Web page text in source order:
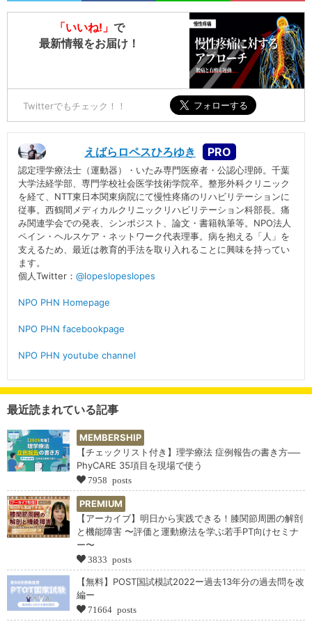
「いいね!」 で
最新情報をお届け！
Twitterでもチェック！！
えばらロペスひろゆき
認定理学療法士（運動器）・いたみ専門医療者・公認心理師。千葉
大学法経学部、専門学校社会医学技術学院卒。整形外科クリニック
を経て、NTT東日本関東病院にて慢性疼痛のリハビリテーションに
従事。西鶴間メディカルクリニックリハビリテーション科部長。痛
み関連学会での発表、シンポジスト、論文・書籍執筆等。NPO法人
ペイン・ヘルスケア・ネットワーク代表理事。病を抱える「人」を
支えるため、最近は教育的手法を取り入れることに興味を持ってい
ます。
個人Twitter： @lopeslopeslopes
NPO PHN Homepage
NPO PHN facebookpage
NPO PHN youtube channel
最近読まれている記事
MEMBERSHIP
【チェックリスト付き】理学療法 症例報告の書き方──
PhyCARE 35項目を現場で使う
7958 posts
PREMIUM
【アーカイブ】明日から実践できる！膝関節周囲の解剖
と機能障害 〜評価と運動療法を学ぶ若手PT向けセミナ
ー〜
3833 posts
【無料】POST国試模試2022ー過去13年分の過去問を改
編ー
71664 posts